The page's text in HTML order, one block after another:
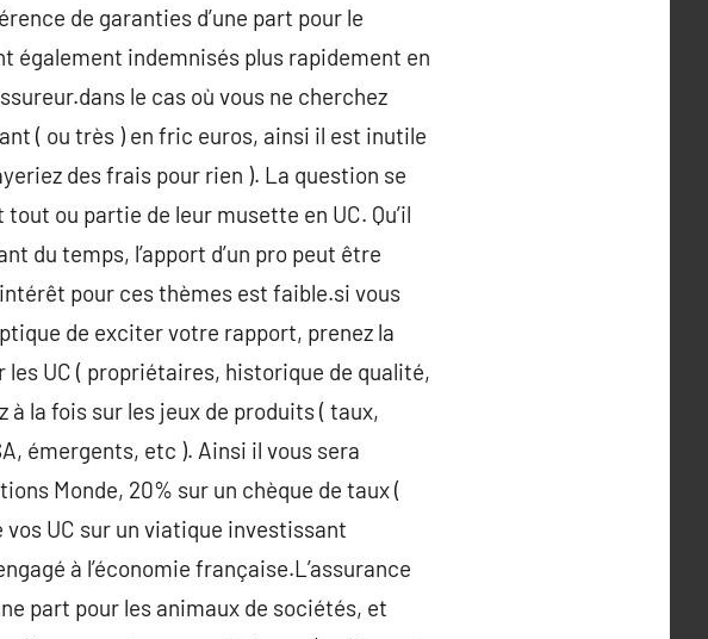
de garanties d’une part pour le
également indemnisés plus rapidement en
le cas où vous ne cherchez
( ou très ) en fric euros, ainsi il est inutile
des frais pour rien ). La question se
ou partie de leur musette en UC. Qu’il
du temps, l’apport d’un pro peut être
pour ces thèmes est faible.si vous
de exciter votre rapport, prenez la
UC ( propriétaires, historique de qualité,
la fois sur les jeux de produits ( taux,
émergents, etc ). Ainsi il vous sera
Monde, 20% sur un chèque de taux (
UC sur un viatique investissant
à l’économie française.L’assurance
part pour les animaux de sociétés, et